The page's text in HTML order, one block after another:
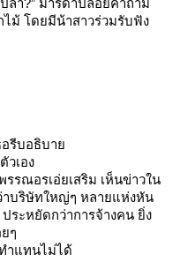
ล่า?” มารดาปล่อยคำถาม
ม้ โดยมีน้าสาวร่วมรับฟัง
ธอรีบอธิบา
วเอง
รณอรเอ่ยเสริม เห็นข่าวใน
าบริษัทใหญ่ๆ หลายแห่งหัน
ระหยัดกว่าการจ้างคน ยิ่ง
ๆ
ำแทนไม่ได้